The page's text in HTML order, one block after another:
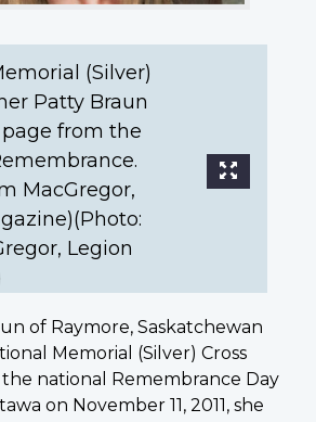
(Silver)
Patty Braun
from the
MacGregor,
Legion
of Raymore, Saskatchewan
Memorial (Silver) Cross
national Remembrance Day
on November 11, 2011, she